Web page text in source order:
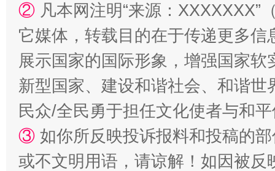
② 凡本网注明“来源：
它媒体，转载目的在于传递更多
展示国家的国际形象，增强国家
新型国家、建设和谐社会、和谐
民众/全民勇于担任文化使者与和
③ 如你所反映投诉报料和投稿的
或不文明用语，请谅解！如因被